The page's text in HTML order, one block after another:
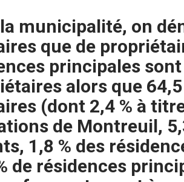
municipalité, on
que de
principales
alors que
(dont 2,4 % à
de Montreuil,
1,8 % des
de résidences